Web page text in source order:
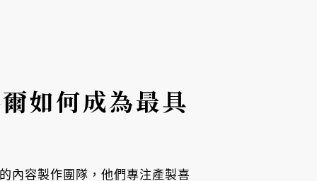
如何成為最具
內容製作團隊，他們專注產製喜